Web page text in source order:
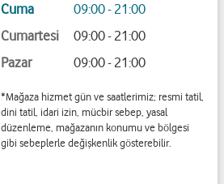
Cuma
09:00 - 21:00
Cumartesi
09:00 - 21:00
Pazar
09:00 - 21:00
*Mağaza hizmet gün ve saatlerimiz; resmi tatil,
dini tatil, idari izin, mücbir sebep, yasal
düzenleme, mağazanın konumu ve bölgesi
gibi sebeplerle değişkenlik gösterebilir.